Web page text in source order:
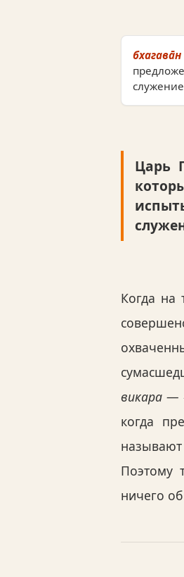
бхагава̄н
Царь
Когда на
викара —
когда
называют
Поэтому
ничего